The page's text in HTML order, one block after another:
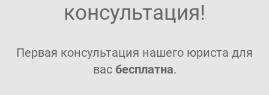
консультация!
Первая консультация нашего юриста для
вас бесплатна.